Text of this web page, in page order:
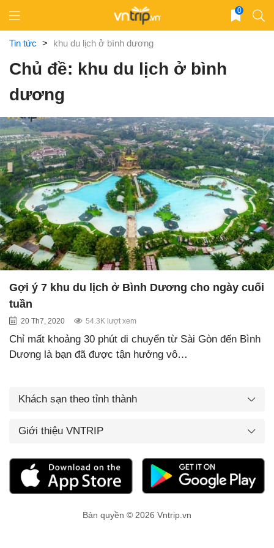
content
0
Tin tức > khu du lịch ở bình dương
Chủ đề: khu du lịch ở bình
dương
Gợi ý 7 khu du lịch ở Bình Dương cho ngày cuối
tuần
20 Th7, 2020 54.3K lượt xem
Chỉ mất khoảng 30 phút di chuyển từ Sài Gòn đến Bình
Dương là bạn đã được tận hưởng vô…
Khách sạn theo tỉnh thành
Giới thiệu VNTRIP
Bản quyền © 2026 Vntrip.vn